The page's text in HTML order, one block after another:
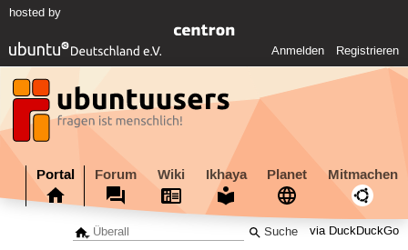
hosted by
Anmelden Registrieren
Portal Forum Wiki Ikhaya Planet Mitmachen
via DuckDuckGo